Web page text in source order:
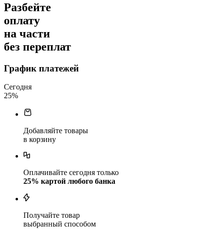
Разбейте
оплату
на части
без переплат
График платежей
Сегодня
25%
Добавляйте товары
в корзину
Оплачивайте сегодня только
25% картой любого банка
Получайте товар
выбранный способом